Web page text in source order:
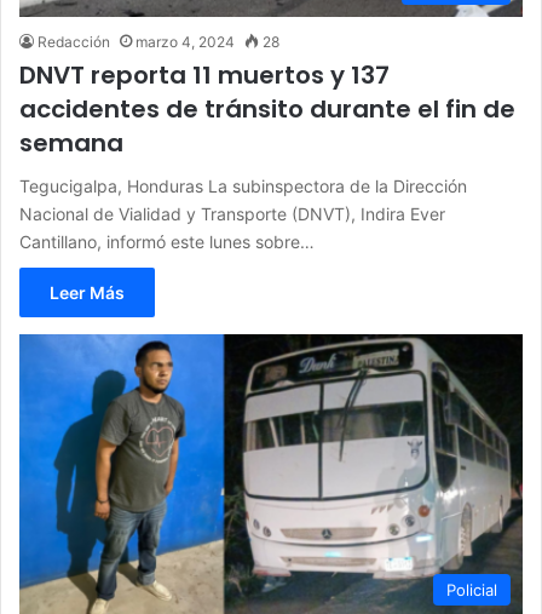
Redacción marzo 4, 2024 28
DNVT reporta 11 muertos y 137
accidentes de tránsito durante el fin de
semana
Tegucigalpa, Honduras La subinspectora de la Dirección
Nacional de Vialidad y Transporte (DNVT), Indira Ever
Cantillano, informó este lunes sobre…
Leer Más
Policial